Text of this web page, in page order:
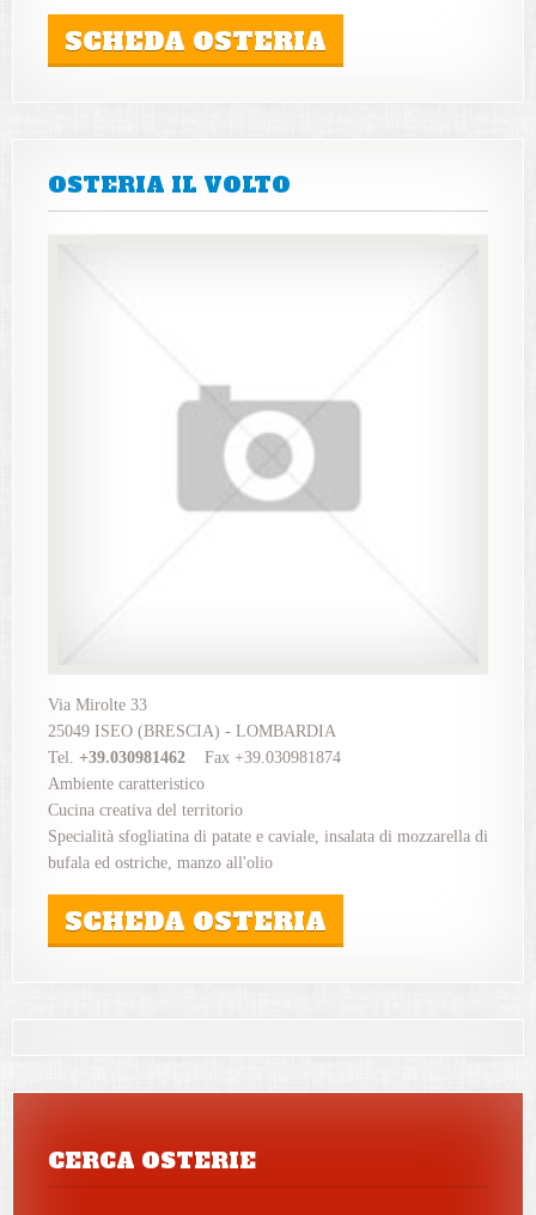
SCHEDA OSTERIA
OSTERIA IL VOLTO
Via Mirolte 33
25049 ISEO (BRESCIA) - LOMBARDIA
Tel. +39.030981462 Fax +39.030981874
Ambiente caratteristico
Cucina creativa del territorio
Specialità sfogliatina di patate e caviale, insalata di mozzarella di
bufala ed ostriche, manzo all'olio
SCHEDA OSTERIA
CERCA OSTERIE